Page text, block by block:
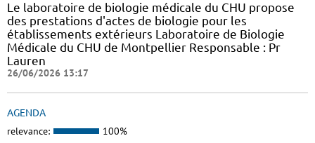
Le laboratoire de biologie médicale du CHU propose
des prestations d'actes de biologie pour les
établissements extérieurs Laboratoire de Biologie
Médicale du CHU de Montpellier Responsable : Pr
Lauren
26/06/2026 13:17
AGENDA
relevance: 100%